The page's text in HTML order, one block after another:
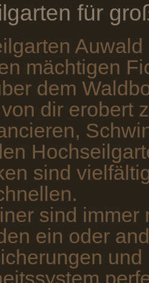
für
mächtigen
dem
dir erobert
sind
sind
ein oder